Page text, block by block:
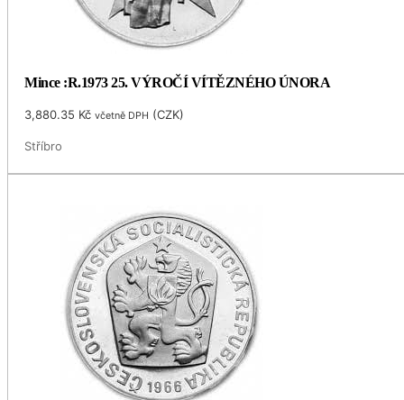
Mince :R.1973 25. VÝROČÍ VÍTĚZNÉHO ÚNORA
3,880.35 Kč včetně DPH (CZK)
Stříbro